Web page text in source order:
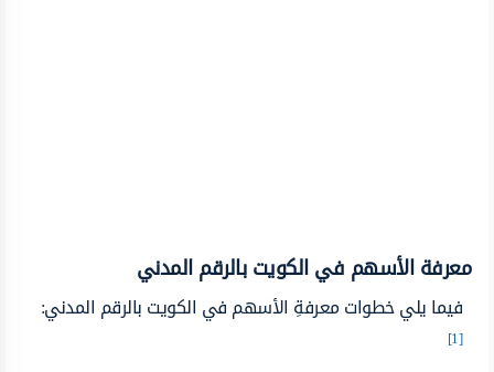
معرفة الأسهم في الكويت بالرقم المدني
فيما يلي خطوات معرفةِ الأسهم في الكويت بالرقم المدني:
[1]